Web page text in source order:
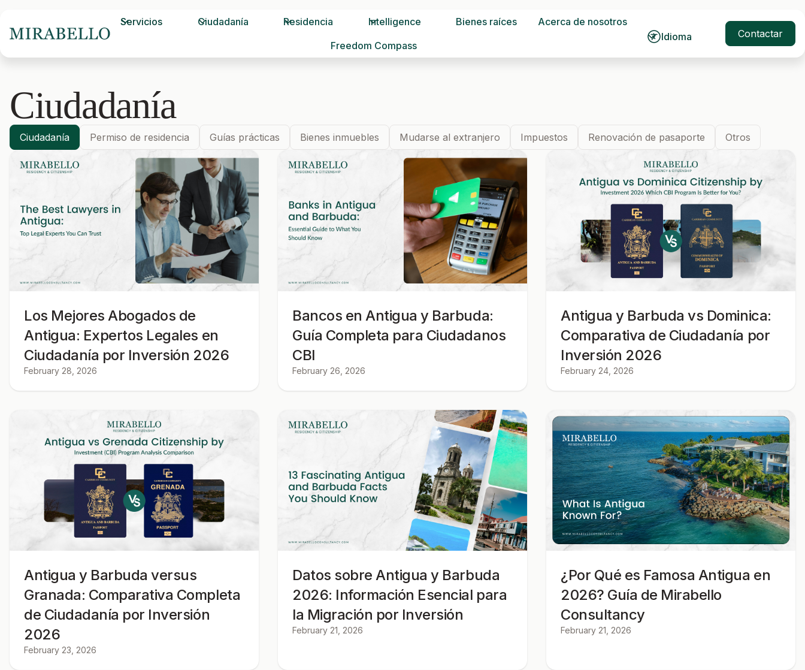
Servicios Ciudadanía Residencia Intelligence Bienes raíces
Acerca de nosotros
Freedom Compass
Idioma Contactar
Ciudadanía
Ciudadanía Permiso de residencia Guías prácticas Bienes inmuebles Mudarse al extranjero Impuestos Renovación de pasaporte Otros
Los Mejores Abogados de
Antigua: Expertos Legales en
Ciudadanía por Inversión 2026
February 28, 2026
Bancos en Antigua y Barbuda:
Guía Completa para Ciudadanos
CBI
February 26, 2026
Antigua y Barbuda vs Dominica:
Comparativa de Ciudadanía por
Inversión 2026
February 24, 2026
Antigua y Barbuda versus
Granada: Comparativa Completa
de Ciudadanía por Inversión
2026
February 23, 2026
Datos sobre Antigua y Barbuda
2026: Información Esencial para
la Migración por Inversión
February 21, 2026
¿Por Qué es Famosa Antigua en
2026? Guía de Mirabello
Consultancy
February 21, 2026